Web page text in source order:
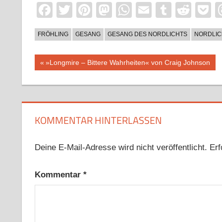
Facebook
TwitterPinterest
Mastodon
WhatsApp
EmailTumblr
FRÖHLING GESANG GESANG DES NORDLICHTS
Beitragsnavigation
Vorheriger
»Longmire – Bittere Wahrheiten« von Craig Johnson
KOMMENTAR HINTERLASSEN
Deine E-Mail-Adresse wird nicht veröffentlicht.
Kommentar *